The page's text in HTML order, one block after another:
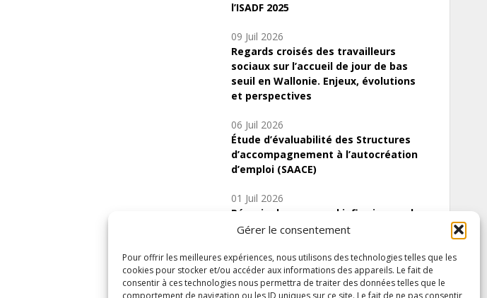
Gérer le consentement
Pour offrir les meilleures expériences, nous utilisons des technologies telles que les
cookies pour stocker et/ou accéder aux informations des appareils. Le fait de
consentir à ces technologies nous permettra de traiter des données telles que le
comportement de navigation ou les ID uniques sur ce site. Le fait de ne pas consentir
l’ISADF 2025
09 Juil 2026
Regards croisés des travailleurs
sociaux sur l’accueil de jour de bas
seuil en Wallonie. Enjeux, évolutions
et perspectives
06 Juil 2026
Étude d’évaluabilité des Structures
d’accompagnement à l’autocréation
d’emploi (SAACE)
01 Juil 2026
Pénurie du personnel infirmier :quels
indicateurs d’offre de soins pour